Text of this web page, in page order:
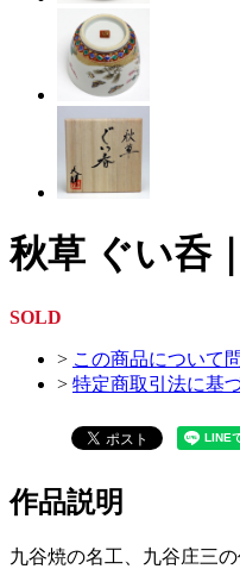
秋草 ぐい呑
SOLD
> この商品について
> 特定商取引法に基
作品説明
九谷焼の名工、九谷庄三